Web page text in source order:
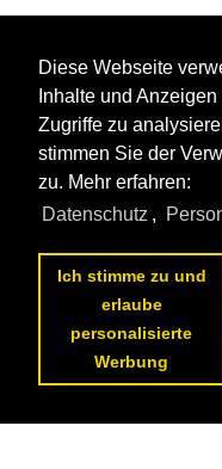
Diese Webseite
Inhalte und
Zugriffe zu
stimmen Sie der
zu. Mehr erfahren:
Datenschutz ,
Ich stimme zu und
erlaube
personalisierte
Werbung